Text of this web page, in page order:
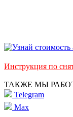
Инструкция по
ТАКЖЕ МЫ
Telegram
Max